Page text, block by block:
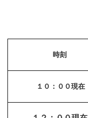
時刻
１０：００現在